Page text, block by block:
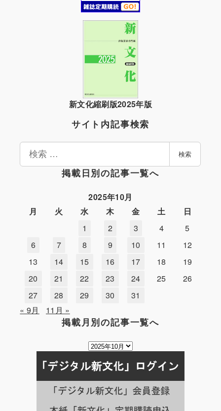
新文化縮刷版2025年版
サイト内記事検索
検
検索
掲載日別の記事一覧へ
2025年10月
月
火 水 木 金 土
日
1
2 3 4
5
6
7 8 9 10 11
12
13
14 15 16 17 18
19
20
21 22 23 24 25
26
27
28 29 30
31
« 9月
11月 »
掲載月別の記事一覧へ
掲
月
別
の